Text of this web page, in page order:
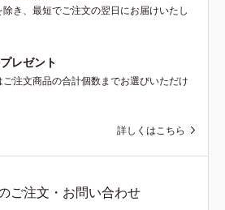
き、最短でご注文の翌日にお届けいたし
レゼント
ご注文商品の合計個数までお選びいただけ
詳しくはこちら
ご注文・お問い合わせ